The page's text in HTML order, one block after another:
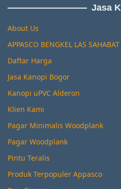
Jasa
About Us
APPASCO BENGKEL LAS
Daftar Harga
Jasa Kanopi Bogor
Kanopi uPVC Alderon
Klien Kami
Pagar Minimalis Woodplank
Pagar Woodplank
Pintu Teralis
Produk Terpopuler Appasco